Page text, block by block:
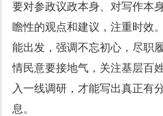
要对参政议政本身、对写作本
瞻性的观点和建议，注重时效
能出发，强调不忘初心，尽职
情民意要接地气，关注基层百
入一线调研，才能写出真正有
息。